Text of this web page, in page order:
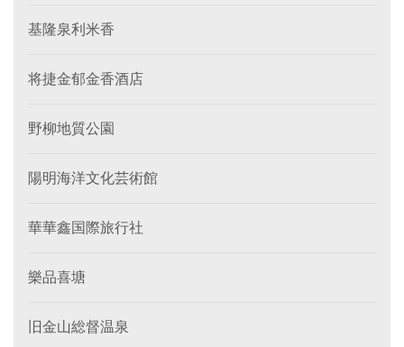
基隆泉利米香
将捷金郁金香酒店
野柳地質公園
陽明海洋文化芸術館
華華鑫国際旅行社
樂品喜塘
旧金山総督温泉